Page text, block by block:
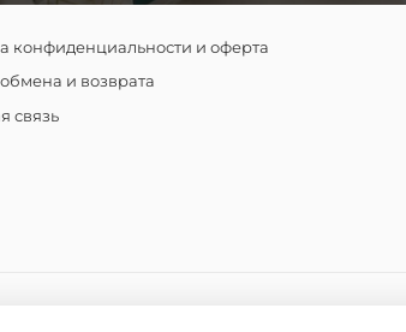
конфиденциальности и оферта
и возврата
связь